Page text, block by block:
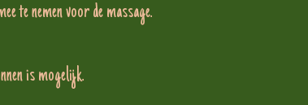
te nemen voor de massage.
is mogelijk.